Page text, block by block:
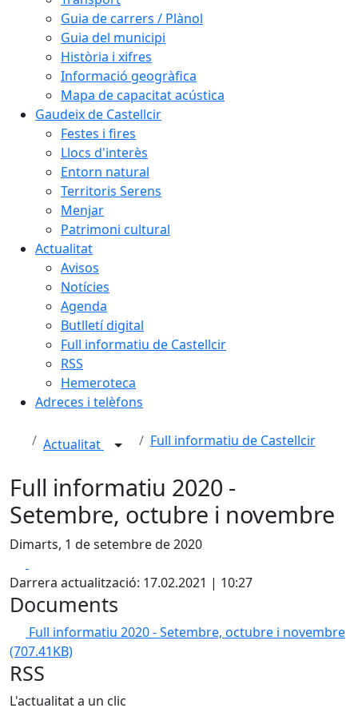
Guia de carrers / Plànol
Guia del municipi
Història i xifres
Informació geogràfica
Mapa de capacitat acústica
Gaudeix de Castellcir
Festes i fires
Llocs d'interès
Entorn natural
Territoris Serens
Menjar
Patrimoni cultural
Actualitat
Avisos
Notícies
Agenda
Butlletí digital
Full informatiu de Castellcir
RSS
Hemeroteca
Adreces i telèfons
Actualitat Full informatiu de Castellcir
Full informatiu 2020 -
Setembre, octubre i novembre
Dimarts, 1 de setembre de 2020
Darrera actualització: 17.02.2021 | 10:27
Documents
Full informatiu 2020 - Setembre, octubre i novembre
(707.41KB)
RSS
L'actualitat a un clic